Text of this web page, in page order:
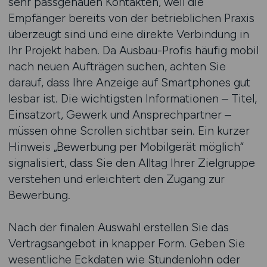
Empfänger bereits von der betrieblichen Praxis
überzeugt sind und eine direkte Verbindung in
Ihr Projekt haben. Da Ausbau-Profis häufig mobil
nach neuen Aufträgen suchen, achten Sie
darauf, dass Ihre Anzeige auf Smartphones gut
lesbar ist. Die wichtigsten Informationen – Titel,
Einsatzort, Gewerk und Ansprechpartner –
müssen ohne Scrollen sichtbar sein. Ein kurzer
Hinweis „Bewerbung per Mobilgerät möglich“
signalisiert, dass Sie den Alltag Ihrer Zielgruppe
verstehen und erleichtert den Zugang zur
Bewerbung.
Nach der finalen Auswahl erstellen Sie das
Vertragsangebot in knapper Form. Geben Sie
wesentliche Eckdaten wie Stundenlohn oder